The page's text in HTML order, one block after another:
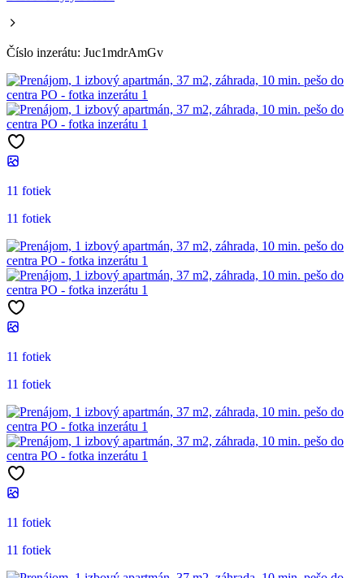
Číslo inzerátu: Juc1mdrAmGv
11 fotiek
11 fotiek
11 fotiek
11 fotiek
11 fotiek
11 fotiek